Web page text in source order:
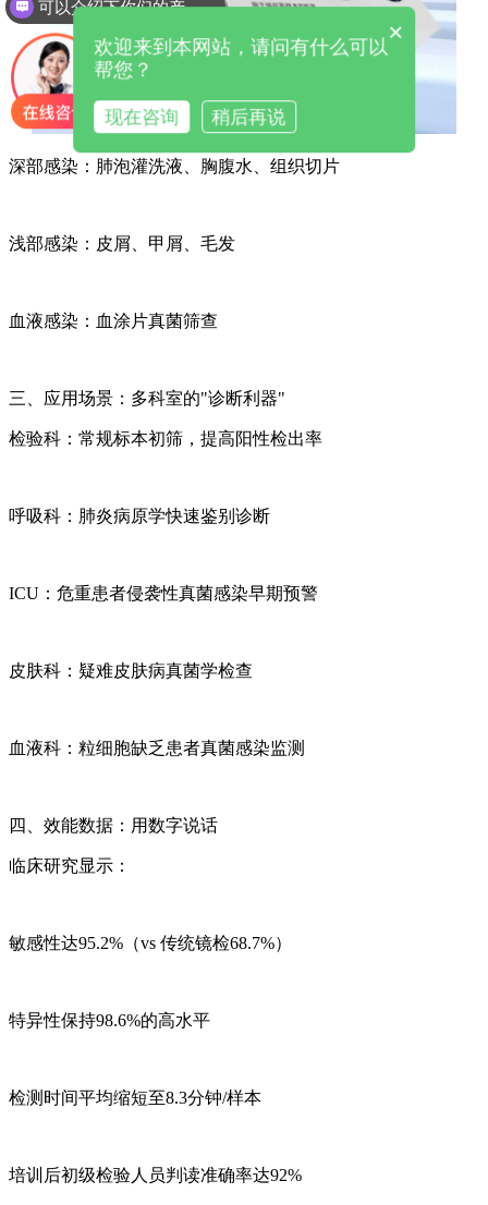
深部感染：肺泡灌洗液、胸腹水、组织切片
浅部感染：皮屑、甲屑、毛发
血液感染：血涂片真菌筛查
三、应用场景：多科室的"诊断利器"
检验科：常规标本初筛，提高阳性检出率
呼吸科：肺炎病原学快速鉴别诊断
ICU：危重患者侵袭性真菌感染早期预警
皮肤科：疑难皮肤病真菌学检查
血液科：粒细胞缺乏患者真菌感染监测
四、效能数据：用数字说话
临床研究显示：
敏感性达95.2%（vs 传统镜检68.7%）
特异性保持98.6%的高水平
检测时间平均缩短至8.3分钟/样本
培训后初级检验人员判读准确率达92%
可以介绍下你们的产品么
×
欢迎来到本网站，请问有什么可以
帮您？
现在咨询 稍后再说